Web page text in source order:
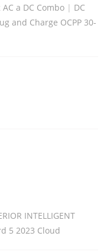
a DC Combo | DC
and Charge OCPP 30-
INTELLIGENT
5 2023 Cloud